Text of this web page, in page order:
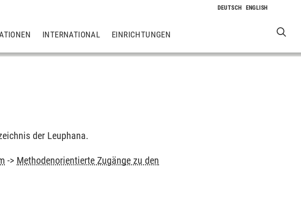
INTERNATIONAL EINRICHTUNGEN
der Leuphana.
-> Methodenorientierte Zugänge zu den